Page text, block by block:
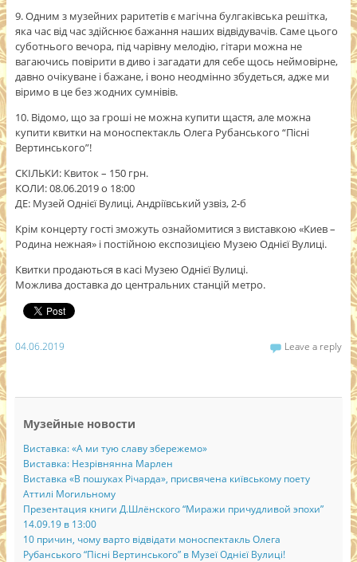
9. Одним з музейних раритетів є магічна булгаківська решітка,
яка час від час здійснює бажання наших відвідувачів. Саме цього
суботнього вечора, під чарівну мелодію, гітари можна не
вагаючись повірити в диво і загадати для себе щось неймовірне,
давно очікуване і бажане, і воно неодмінно збудеться, адже ми
віримо в це без жодних сумнівів.
10. Відомо, що за гроші не можна купити щастя, але можна
купити квитки на моноспектакль Олега Рубанського “Пісні
Вертинського”!
СКІЛЬКИ: Квиток – 150 грн.
КОЛИ: ‪08.06.2019 о 18:00‬
ДЕ: Музей Однієї Вулиці, Андріївський узвіз, 2-б
Крім концерту гості зможуть ознайомитися з виставкою «Киев –
Родина нежная» і постійною експозицією Музею Однієї Вулиці.
Квитки продаються в касі Музею Однієї Вулиці.
Можлива доставка до центральних станцій метро.
04.06.2019 Leave a reply
Музейные новости
Виставка: «А ми тую славу збережемо»
Виставка: Незрівнянна Марлен
Виставка «В пошуках Річарда», присвячена київському поету
Аттилі Могильному
Презентация книги Д.Шлёнского “Миражи причудливой эпохи”
14.09.19 в 13:00
10 причин, чому варто відвідати моноспектакль Олега
Рубанського “Пісні Вертинського” в Музеї Однієї Вулиці!